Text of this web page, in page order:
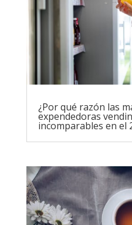
¿Por qué razón las
expendedoras
incomparables en el